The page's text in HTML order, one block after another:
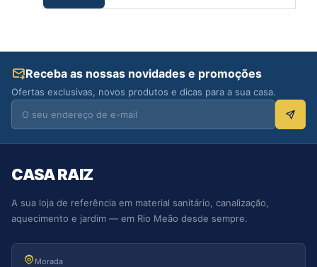
Receba as nossas novidades e promoções
Ofertas exclusivas, novos produtos e dicas para a sua casa.
CASA RAIZ
A sua loja de referência em material sanitário, canalização,
aquecimento e jardim — em Rio Meão desde sempre.
Morada